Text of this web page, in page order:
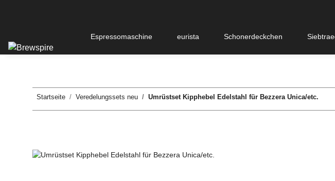
Espressomaschine eurista Schonerdeckchen
Startseite Veredelungssets neu Umrüstset Kipphebel Edelstahl für Bezzera Unica/etc.